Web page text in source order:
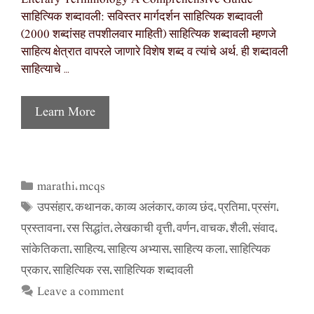
साहित्यिक शब्दावली: सविस्तर मार्गदर्शन साहित्यिक शब्दावली
(2000 शब्दांसह तपशीलवार माहिती) साहित्यिक शब्दावली म्हणजे
साहित्य क्षेत्रात वापरले जाणारे विशेष शब्द व त्यांचे अर्थ. ही शब्दावली
साहित्याचे …
Learn More
Categories
marathi,mcqs
Tags
उपसंहार,कथानक,काव्य अलंकार,काव्य छंद,प्रतिमा,प्रसंग,
प्रस्तावना,रस सिद्धांत,लेखकाची वृत्ती,वर्णन,वाचक,शैली,संवाद,
सांकेतिकता,साहित्य,साहित्य अभ्यास,साहित्य कला,साहित्यिक
प्रकार,साहित्यिक रस,साहित्यिक शब्दावली
Leave a comment